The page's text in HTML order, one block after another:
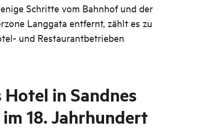
Schritte vom Bahnhof und der
Langgata entfernt, zählt es zu
und Restaurantbetrieben
in Sandnes
18. Jahrhundert